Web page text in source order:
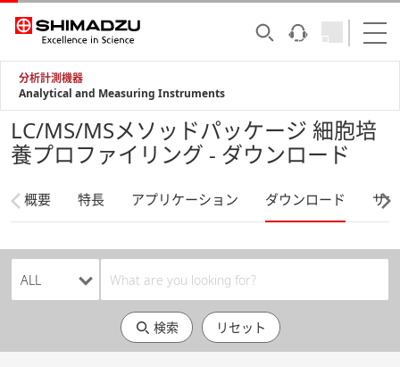
分析計測機器
Analytical and Measuring Instruments
LC/MS/MSメソッドパッケージ 細胞培
養プロファイリング - ダウンロード
概要 特長 アプリケーション ダウンロード サ
検索 リセット